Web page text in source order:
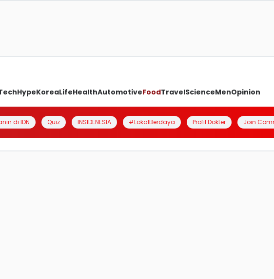
HypeKoreaLifeHealthAutomotiveFoodTravelScienceMenOpinion
di IDN Quiz INSIDENESIA #LokalBerdaya Profil Dokter Join